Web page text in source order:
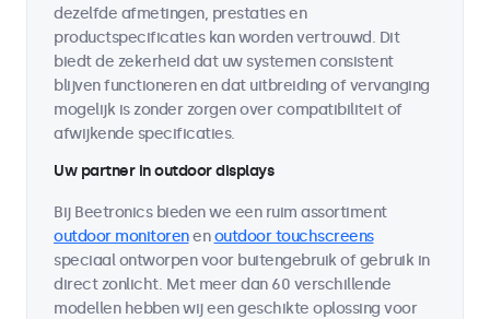
dezelfde afmetingen, prestaties en
productspecificaties kan worden vertrouwd. Dit
biedt de zekerheid dat uw systemen consistent
blijven functioneren en dat uitbreiding of vervanging
mogelijk is zonder zorgen over compatibiliteit of
afwijkende specificaties.
Uw partner in outdoor displays
Bij Beetronics bieden we een ruim assortiment
outdoor monitorenenoutdoor touchscreens
speciaal ontworpen voor buitengebruik of gebruik in
direct zonlicht. Met meer dan 60 verschillende
modellen hebben wij een geschikte oplossing voor